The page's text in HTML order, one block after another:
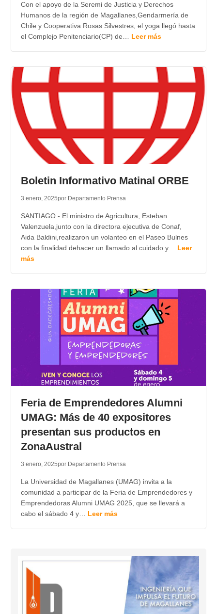
Con el apoyo de la Seremi de Justicia y Derechos
Humanos de la región de Magallanes,Gendarmería de
Chile y Cooperativa Rosas Silvestres, el yoga llegó hasta
el Complejo Penitenciario(CP) de… Leer más
Boletin Informativo Matinal ORBE
3 enero, 2025por Departamento Prensa
SANTIAGO.- El ministro de Agricultura, Esteban
Valenzuela,junto con la directora ejecutiva de Conaf,
Aida Baldini,realizaron un volanteo en el Paseo Bulnes
con la finalidad dehacer un llamado al cuidado y… Leer
más
Feria de Emprendedores Alumni
UMAG: Más de 40 expositores
presentan sus productos en
ZonaAustral
3 enero, 2025por Departamento Prensa
La Universidad de Magallanes (UMAG) invita a la
comunidad a participar de la Feria de Emprendedores y
Emprendedoras Alumni UMAG 2025, que se llevará a
cabo el sábado 4 y… Leer más